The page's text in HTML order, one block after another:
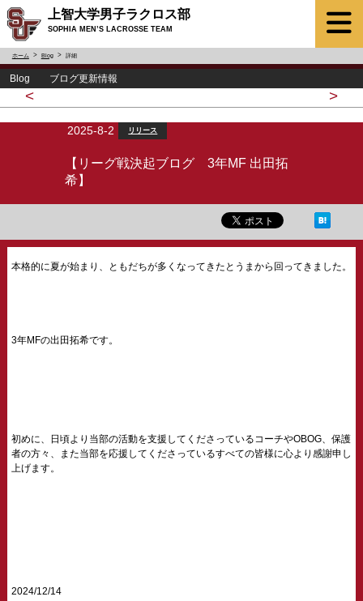
上智大学男子ラクロス部
SOPHIA MEN’S LACROSSE TEAM
ホーム Blog 詳細
Blog ブログ更新情報
< >
2025-8-2 リリース
【リーグ戦決起ブログ 3年MF 出田拓
希】
本格的に夏が始まり、ともだちが多くなってきたとうまから回ってきました。
3年MFの出田拓希です。
初めに、日頃より当部の活動を支援してくださっているコーチやOBOG、保護
者の方々、また当部を応援してくださっているすべての皆様に心より感謝申し
上げます。
2024/12/14